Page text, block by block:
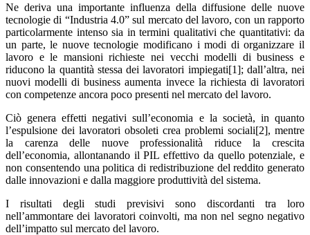
Ne deriva una importante influenza della diffusione delle nuove
tecnologie di “Industria 4.0” sul mercato del lavoro, con un rapporto
particolarmente intenso sia in termini qualitativi che quantitativi: da
un parte, le nuove tecnologie modificano i modi di organizzare il
lavoro e le mansioni richieste nei vecchi modelli di business e
riducono la quantità stessa dei lavoratori impiegati[1]; dall’altra, nei
nuovi modelli di business aumenta invece la richiesta di lavoratori
con competenze ancora poco presenti nel mercato del lavoro.
Ciò genera effetti negativi sull’economia e la società, in quanto
l’espulsione dei lavoratori obsoleti crea problemi sociali[2], mentre
la carenza delle nuove professionalità riduce la crescita
dell’economia, allontanando il PIL effettivo da quello potenziale, e
non consentendo una politica di redistribuzione del reddito generato
dalle innovazioni e dalla maggiore produttività del sistema.
I risultati degli studi previsivi sono discordanti tra loro
nell’ammontare dei lavoratori coinvolti, ma non nel segno negativo
dell’impatto sul mercato del lavoro.